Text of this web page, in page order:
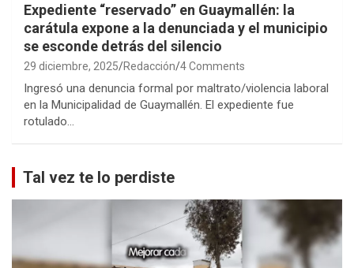
Expediente “reservado” en Guaymallén: la
carátula expone a la denunciada y el municipio
se esconde detrás del silencio
29 diciembre, 2025 Redacción 4 Comments
Ingresó una denuncia formal por maltrato/violencia laboral
en la Municipalidad de Guaymallén. El expediente fue
rotulado…
Tal vez te lo perdiste